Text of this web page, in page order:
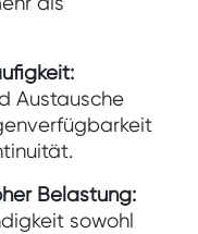
Austausche
Belastung:
sowohl